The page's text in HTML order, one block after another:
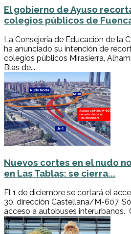
El gobierno de Ayuso
colegios públicos de
La Consejería de Educación de la
ha anunciado su intención de
colegios públicos Mirasierra,
Blas de...
Nuevos cortes en el nudo
en Las Tablas: se cierra...
El 1 de diciembre se cortará el
30, dirección Castellana/M-607.
acceso a autobuses interurbanos.